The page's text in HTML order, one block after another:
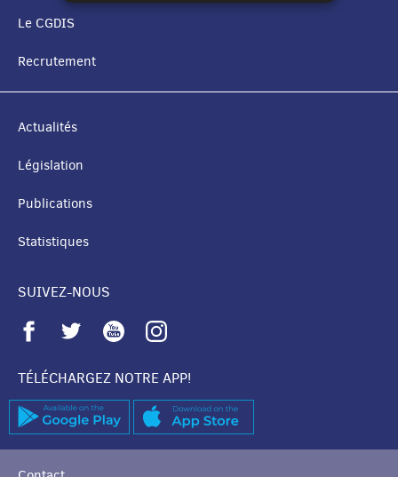
DE
Le CGDIS
Recrutement
Actualités
Législation
Publications
Statistiques
SUIVEZ-NOUS
TÉLÉCHARGEZ NOTRE APP!